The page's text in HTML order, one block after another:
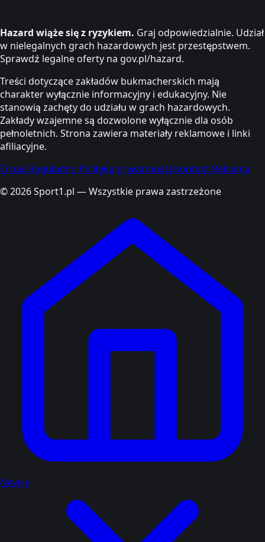
Hazard wiąże się z ryzykiem. Graj odpowiedzialnie. Udział
w nielegalnych grach hazardowych jest przestępstwem.
Sprawdź legalne oferty na gov.pl/hazard.
Treści dotyczące zakładów bukmacherskich mają
charakter wyłącznie informacyjny i edukacyjny. Nie
stanowią zachęty do udziału w grach hazardowych.
Zakłady wzajemne są dozwolone wyłącznie dla osób
pełnoletnich. Strona zawiera materiały reklamowe i linki
afiliacyjne.
O nas Regulamin Polityka prywatności Kontakt Reklama
© 2026 Sport1.pl — Wszystkie prawa zastrzeżone
Newsy